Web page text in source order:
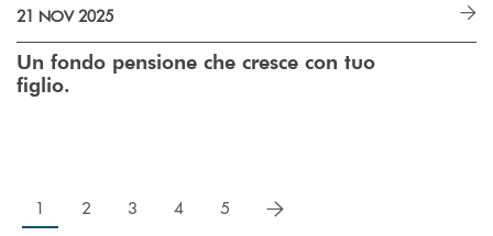
21 NOV 2025
Un fondo pensione che cresce con tuo
figlio.
1 2 3 4 5 successivo